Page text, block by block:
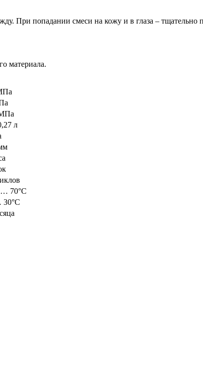
При попадании смеси на кожу и в глаза –
материала.
л
70°С